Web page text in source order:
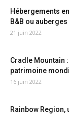
Hébergements
B&B ou auberges
21 juin 2022
Cradle Mountain
patrimoine
16 juin 2022
Rainbow